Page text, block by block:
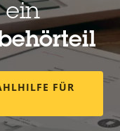
den
Produkt
ein
FÜR